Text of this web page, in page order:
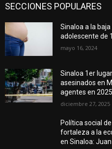
SECCIONES POPULARES
Sinaloa a la
adolescente de
mayo 16, 2024
Sinaloa 1er
asesinados en
agentes en 2025
diciembre 27, 2025
Política social
fortaleza a la
en Sinaloa: